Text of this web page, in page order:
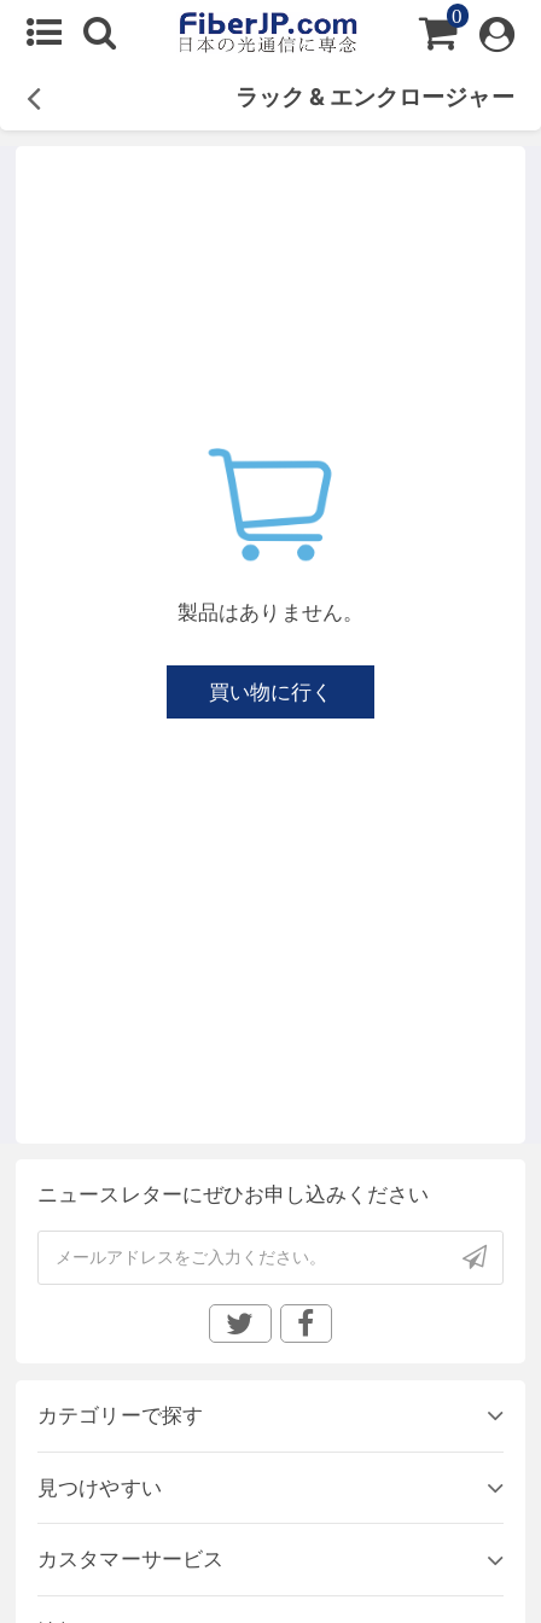
0
ラック & エンクロージャー
製品はありません。
買い物に行く
ニュースレターにぜひお申し込みください
カテゴリーで探す
見つけやすい
カスタマーサービス